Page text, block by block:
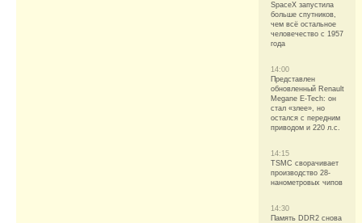
SpaceX запустила
больше спутников,
чем всё остальное
человечество с 1957
года
14:00
Представлен
обновленный Renault
Megane E-Tech: он
стал «злее», но
остался с передним
приводом и 220 л.с.
14:15
TSMC сворачивает
производство 28-
нанометровых чипов
14:30
Память DDR2 снова